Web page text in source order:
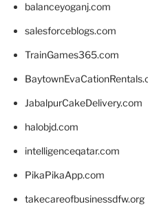
balanceyoganj.com
salesforceblogs.com
TrainGames365.com
JabalpurCakeDelivery.com
halobjd.com
intelligenceqatar.com
PikaPikaApp.com
takecareofbusinessdfw.org